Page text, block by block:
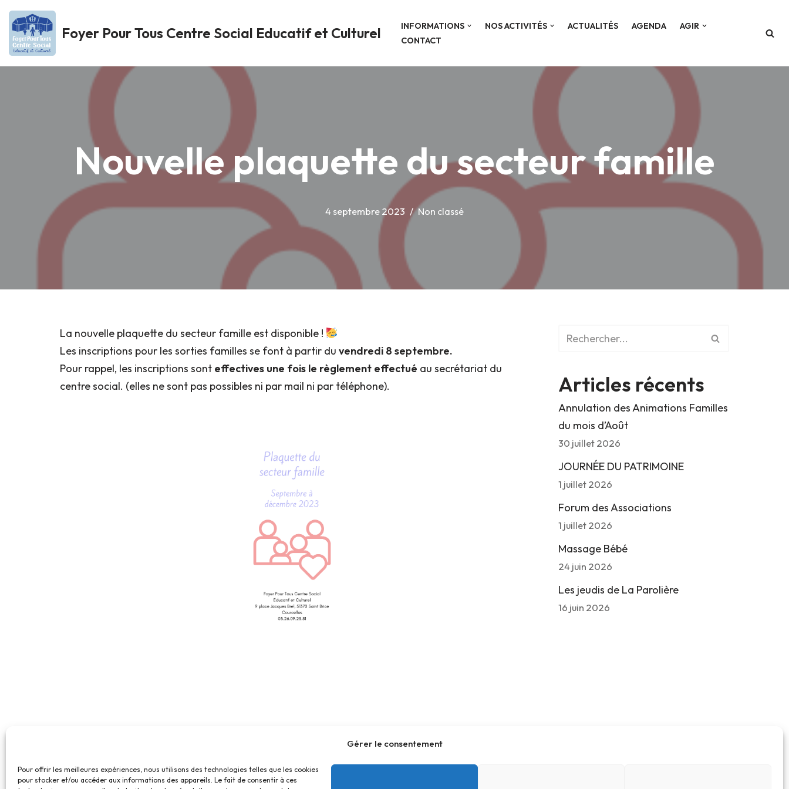
Gérer le consentement
Pour offrir les meilleures expériences, nous utilisons des technologies telles que les cookies
pour stocker et/ou accéder aux informations des appareils. Le fait de consentir à ces
Aller
au
contenu
Foyer Pour Tous Centre Social Educatif et Culturel INFORMATIONS NOS ACTIVITÉS ACTUALITÉS AGENDA
AGIR
CONTACT
Nouvelle plaquette du secteur famille
4 septembre 2023 Non classé
La nouvelle plaquette du secteur famille est disponible !
Les inscriptions pour les sorties familles se font à partir du vendredi 8 septembre.
Pour rappel, les inscriptions sont effectives une fois le règlement effectué au secrétariat du
centre social. (elles ne sont pas possibles ni par mail ni par téléphone).
Articles récents
Annulation des Animations Familles
du mois d’Août
30 juillet 2026
JOURNÉE DU PATRIMOINE
1 juillet 2026
Forum des Associations
1 juillet 2026
Massage Bébé
24 juin 2026
Les jeudis de La Parolière
16 juin 2026